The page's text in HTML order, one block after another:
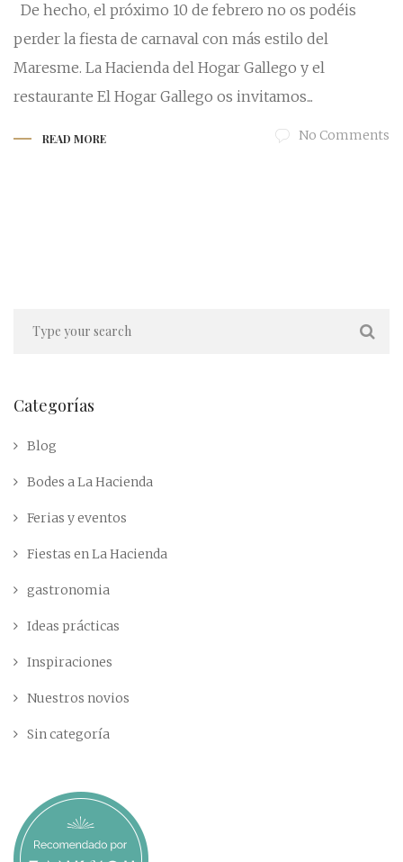
De hecho, el próximo 10 de febrero no os podéis
perder la fiesta de carnaval con más estilo del
Maresme. La Hacienda del Hogar Gallego y el
restaurante El Hogar Gallego os invitamos...
READ MORE No Comments
Categorías
Blog
Bodes a La Hacienda
Ferias y eventos
Fiestas en La Hacienda
gastronomia
Ideas prácticas
Inspiraciones
Nuestros novios
Sin categoría